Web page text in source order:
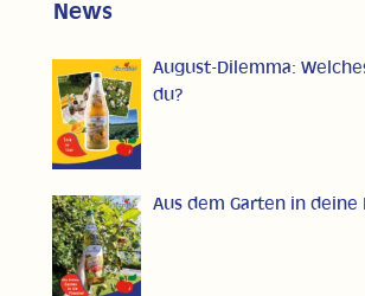
News
August-Dilemma:
du?
Aus dem Garten in deine